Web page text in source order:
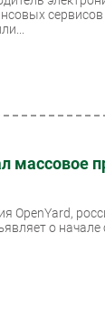
массовое
OpenYard,
о